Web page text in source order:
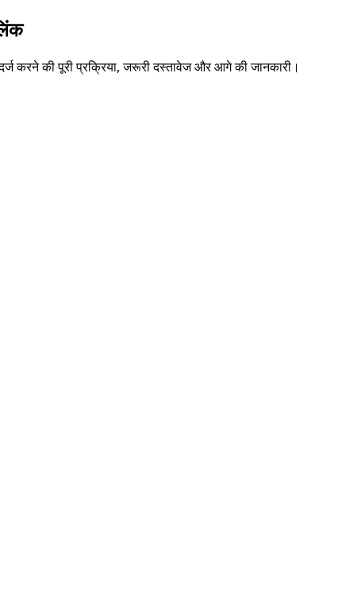
करने की पूरी प्रक्रिया, जरूरी दस्तावेज और आगे की जानकारी।